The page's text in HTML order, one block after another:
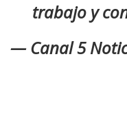
trabajo y
— Canal 5